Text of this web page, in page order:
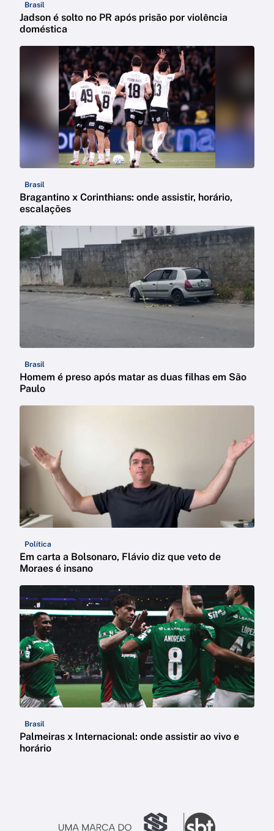
Brasil
Jadson é solto no PR após prisão por violência
doméstica
Brasil
Bragantino x Corinthians: onde assistir, horário,
escalações
Brasil
Homem é preso após matar as duas filhas em São
Paulo
Política
Em carta a Bolsonaro, Flávio diz que veto de
Moraes é insano
Brasil
Palmeiras x Internacional: onde assistir ao vivo e
horário